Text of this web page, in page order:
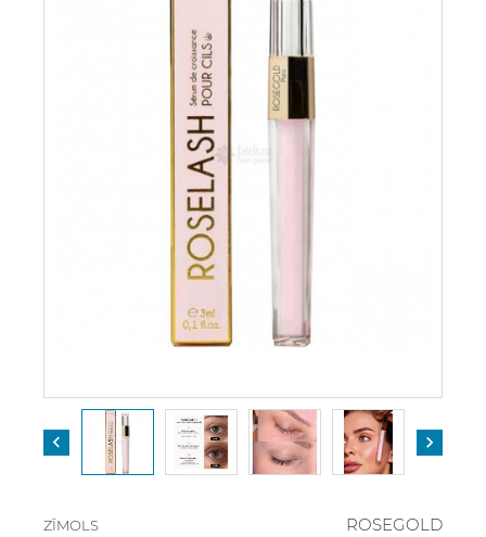
 
ZĪMOLS ROSEGOLD